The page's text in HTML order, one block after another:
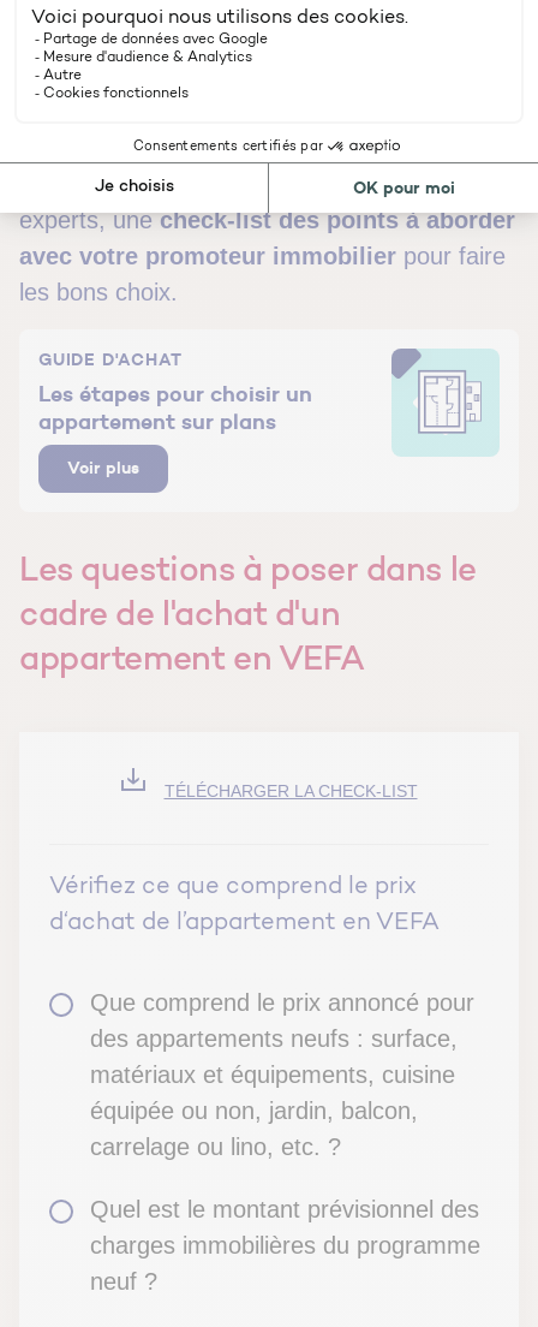
Profitez de cette rencontre avec lui pour poser
sereinement les bases de votre projet
immobilier. L’accession à la propriété ne
Nous avons conçu pour vous, avec nos
experts, unecheck-list des points à aborder
avec votre promoteur immobilier pour faire
les bons choix.
Voir plus
Les étapes pour choisir un
appartement sur plans
GUIDE D'ACHAT
Les questions à poser dans le
cadre de l'achat d'un
appartement en VEFA
TÉLÉCHARGER LA CHECK-LIST
Vérifiez ce que comprend le prix
d‘achat de l’appartement en VEFA
Que comprend le prix annoncé pour
des appartements neufs : surface,
matériaux et équipements, cuisine
équipée ou non, jardin, balcon,
carrelage ou lino, etc. ?
Quel est le montant prévisionnel des
charges immobilières du programme
neuf?